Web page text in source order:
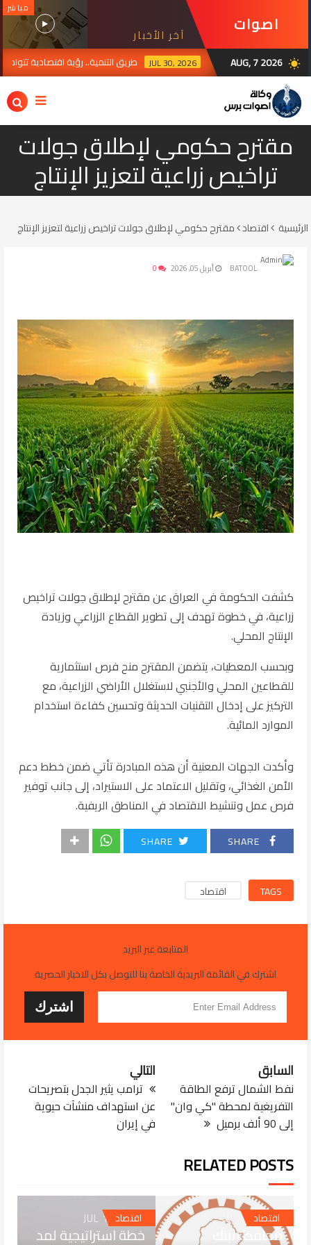
اصوات
برس
آخر الأخبار
مباشر
wb_sunny
AUG, 7 2026
JUL 30, 2026 طريق التنمية.. رؤية اقتصادية تتواصل من
مقترح حكومي لإطلاق جولات
تراخيص زراعية لتعزيز الإنتاج
الرئيسية اقتصاد مقترح حكومي لإطلاق جولات تراخيص زراعية لتعزيز الإنتاج
BATOOL أبريل 05, 2026
كشفت الحكومة في العراقعن مقترح لإطلاق جولات تراخيص
زراعية، في خطوة تهدف إلى تطوير القطاع الزراعي وزيادة
الإنتاج المحلي.
وبحسب المعطيات، يتضمن المقترح منح فرص استثمارية
للقطاعين المحلي والأجنبي لاستغلال الأراضي الزراعية، مع
التركيز على إدخال التقنيات الحديثة وتحسين كفاءة استخدام
الموارد المائية.
وأكدت الجهات المعنية أن هذه المبادرة تأتي ضمن خطط دعم
الأمن الغذائي، وتقليل الاعتماد على الاستيراد، إلى جانب توفير
فرص عمل وتنشيط الاقتصاد في المناطق الريفية.
SHARE
SHARE
TAGS اقتصاد
المتابعة عبر البريد
اشترك في القائمة البريدية الخاصة بنا للتوصل بكل الاخبار الحصرية
التالي
ترامب يثير الجدل بتصريحات
عن استهداف منشآت حيوية
في إيران
السابق
نفط الشمال ترفع الطاقة
التفريغية لمحطة "كي وان"
إلى 90 ألف برميل
RELATED POSTS
اقتصاد
JUL 18, 2026
محافظ البنك
اقتصاد
JUL 18, 2026
خطة استراتيجية لمد